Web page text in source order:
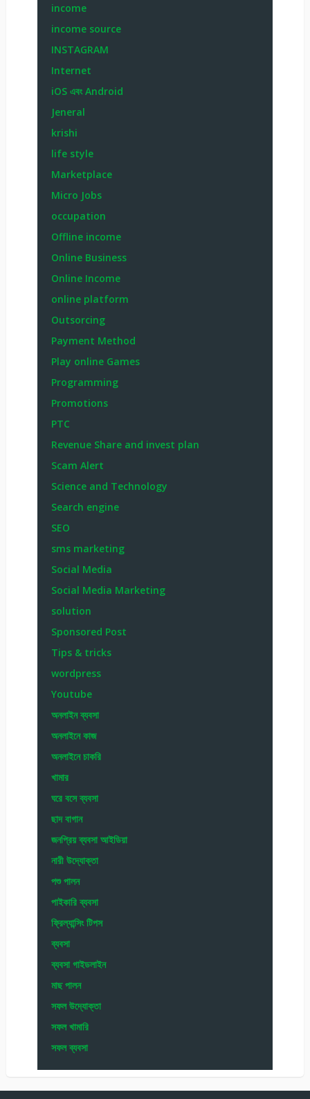
income
income source
INSTAGRAM
Internet
iOS এবং Android
Jeneral
krishi
life style
Marketplace
Micro Jobs
occupation
Offline income
Online Business
Online Income
online platform
Outsorcing
Payment Method
Play online Games
Programming
Promotions
PTC
Revenue Share and invest plan
Scam Alert
Science and Technology
Search engine
SEO
sms marketing
Social Media
Social Media Marketing
solution
Sponsored Post
Tips & tricks
wordpress
Youtube
অনলাইন ব্যবসা
অনলাইনে কাজ
অনলাইনে চাকরি
খামার
ঘরে বসে ব্যবসা
ছাদ বাগান
জনপ্রিয় ব্যবসা আইডিয়া
নারী উদ্যোক্তা
পশু পালন
পাইকারি ব্যবসা
ফ্রিল্যান্সিং টিপস
ব্যবসা
ব্যবসা গাইডলাইন
মাছ পালন
সফল উদ্যোক্তা
সফল খামারি
সফল ব্যবসা